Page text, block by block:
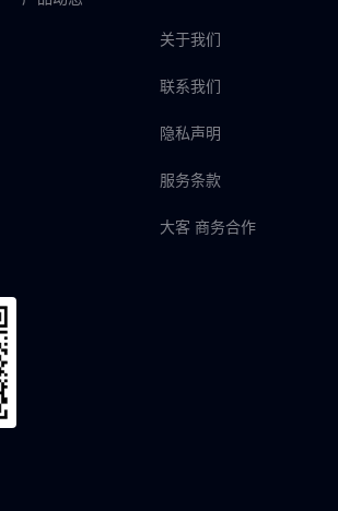
关于我们
联系我们
隐私声明
服务条款
大客 商务合作